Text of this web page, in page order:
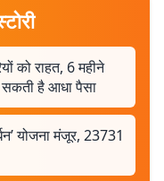
को राहत, 6 महीने
सकती है आधा पैसा
योजना मंजूर, 23731